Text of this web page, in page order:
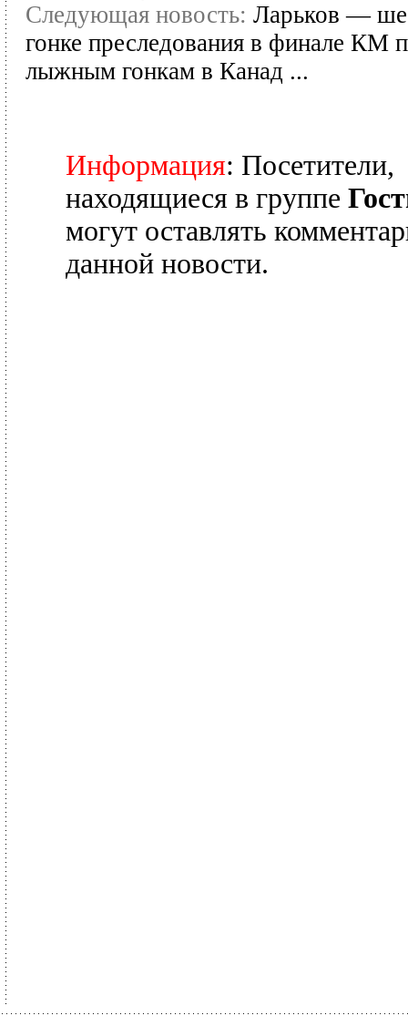
Следующая новость: Ларьков —
гонке преследования в финале КМ
лыжным гонкам в Канад ...
Информация: Посетители,
находящиеся в группе
могут оставлять
данной новости.